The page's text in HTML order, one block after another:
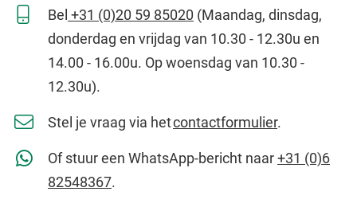
Bel +31 (0)20 59 85020 (Maandag, dinsdag,
donderdag en vrijdag van 10.30 - 12.30u en
14.00 - 16.00u. Op woensdag van 10.30 -
12.30u).
Stel je vraag via hetcontactformulier.
Of stuur een WhatsApp-bericht naar+31 (0)6
82548367.